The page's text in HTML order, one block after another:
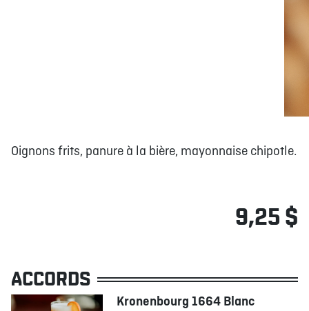
Oignons frits, panure à la bière, mayonnaise chipotle.
9,25 $
ACCORDS
Kronenbourg 1664 Blanc